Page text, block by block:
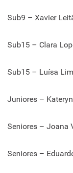
Sub9 – Xavier
Sub15 – Clara
Sub15 – Luísa
Juniores –
Seniores – Joana
Seniores –